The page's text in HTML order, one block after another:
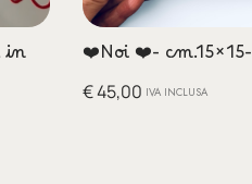
in ❤️Noi ❤️- cm.15×15-
€45,00 IVA INCLUSA